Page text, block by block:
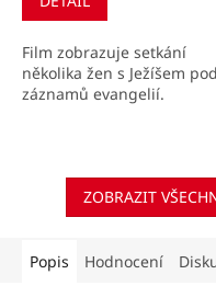
Film zobrazuje setkání
několika žen s Ježíšem
záznamů evangelií.
ZOBRAZIT
Popis Hodnocení